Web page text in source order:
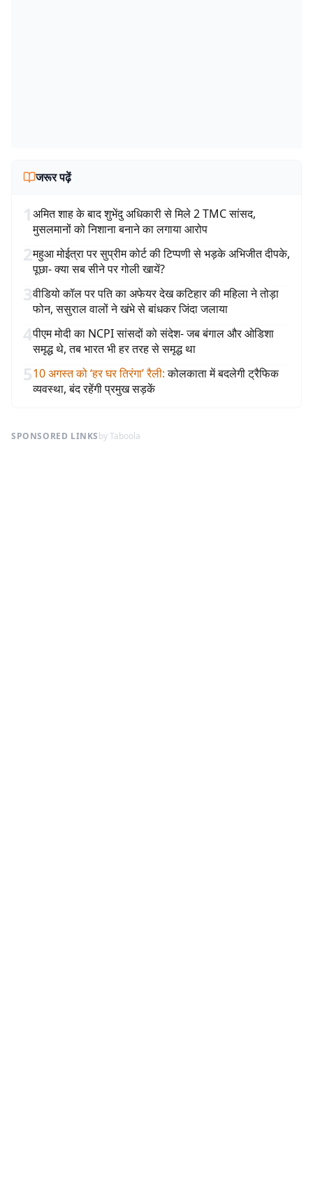
जरूर पढ़ें
1अमित शाह के बाद शुभेंदु अधिकारी से मिले 2 TMC सांसद,
मुसलमानों को निशाना बनाने का लगाया आरोप
2महुआ मोईत्रा पर सुप्रीम कोर्ट की टिप्पणी से भड़के अभिजीत दीपके,
पूछा- क्या सब सीने पर गोली खायें?
3वीडियो कॉल पर पति का अफेयर देख कटिहार की महिला ने तोड़ा
फोन, ससुराल वालों ने खंभे से बांधकर जिंदा जलाया
4पीएम मोदी का NCPI सांसदों को संदेश- जब बंगाल और ओडिशा
समृद्ध थे, तब भारत भी हर तरह से समृद्ध था
510 अगस्त को ‘हर घर तिरंगा’ रैली: कोलकाता में बदलेगी ट्रैफिक
व्यवस्था, बंद रहेंगी प्रमुख सड़कें
SPONSORED LINKSby Taboola